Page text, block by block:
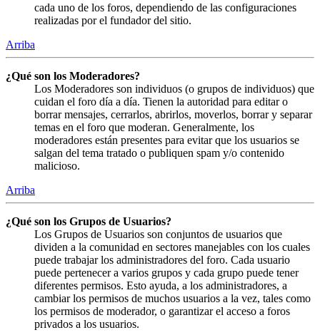
cada uno de los foros, dependiendo de las configuraciones
realizadas por el fundador del sitio.
Arriba
¿Qué son los Moderadores?
Los Moderadores son individuos (o grupos de individuos) que
cuidan el foro día a día. Tienen la autoridad para editar o
borrar mensajes, cerrarlos, abrirlos, moverlos, borrar y separar
temas en el foro que moderan. Generalmente, los
moderadores están presentes para evitar que los usuarios se
salgan del tema tratado o publiquen spam y/o contenido
malicioso.
Arriba
¿Qué son los Grupos de Usuarios?
Los Grupos de Usuarios son conjuntos de usuarios que
dividen a la comunidad en sectores manejables con los cuales
puede trabajar los administradores del foro. Cada usuario
puede pertenecer a varios grupos y cada grupo puede tener
diferentes permisos. Esto ayuda, a los administradores, a
cambiar los permisos de muchos usuarios a la vez, tales como
los permisos de moderador, o garantizar el acceso a foros
privados a los usuarios.